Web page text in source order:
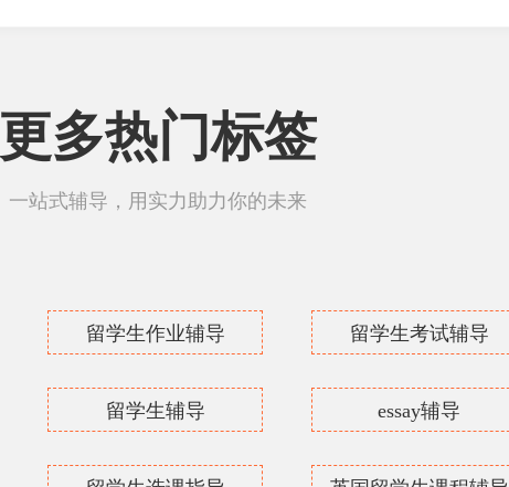
更多热门标签
一站式辅导，用实力助力你的未来
留学生作业辅导 留学生考试辅导
留学生辅导 essay辅导